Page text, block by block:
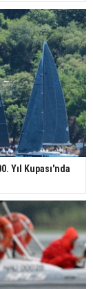
Yıl Kupası'nda